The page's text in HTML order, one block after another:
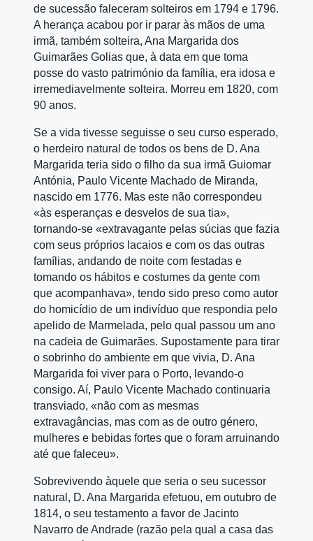
de sucessão faleceram solteiros em 1794 e 1796.
A herança acabou por ir parar às mãos de uma
irmã, também solteira, Ana Margarida dos
Guimarães Golias que, à data em que toma
posse do vasto património da família, era idosa e
irremediavelmente solteira. Morreu em 1820, com
90 anos.
Se a vida tivesse seguisse o seu curso esperado,
o herdeiro natural de todos os bens de D. Ana
Margarida teria sido o filho da sua irmã Guiomar
Antónia, Paulo Vicente Machado de Miranda,
nascido em 1776. Mas este não correspondeu
«às esperanças e desvelos de sua tia»,
tornando‑se «extravagante pelas súcias que fazia
com seus próprios lacaios e com os das outras
famílias, andando de noite com festadas e
tomando os hábitos e costumes da gente com
que acompanhava», tendo sido preso como autor
do homicídio de um indivíduo que respondia pelo
apelido de Marmelada, pelo qual passou um ano
na cadeia de Guimarães. Supostamente para tirar
o sobrinho do ambiente em que vivia, D. Ana
Margarida foi viver para o Porto, levando‑o
consigo. Aí, Paulo Vicente Machado continuaria
transviado, «não com as mesmas
extravagâncias, mas com as de outro género,
mulheres e bebidas fortes que o foram arruinando
até que faleceu».
Sobrevivendo àquele que seria o seu sucessor
natural, D. Ana Margarida efetuou, em outubro de
1814, o seu testamento a favor de Jacinto
Navarro de Andrade (razão pela qual a casa das